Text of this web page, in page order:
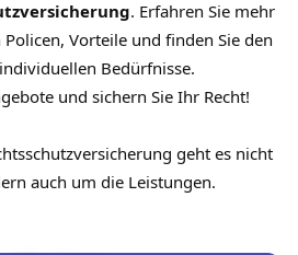
. Erfahren Sie mehr
Vorteile und finden Sie den
Bedürfnisse.
und sichern Sie Ihr Recht!
geht es nicht
auch um die Leistungen.